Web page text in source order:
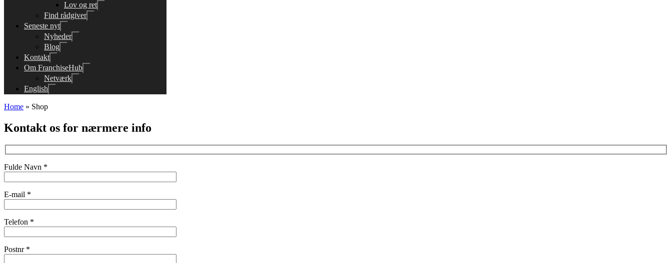
Lov og ret
Find rådgiver
Seneste nyt
Nyheder
Blog
Kontakt
Om FranchiseHub
Netværk
English
Home » Shop
Kontakt os for nærmere info
Fulde Navn *
E-mail *
Telefon *
Postnr *